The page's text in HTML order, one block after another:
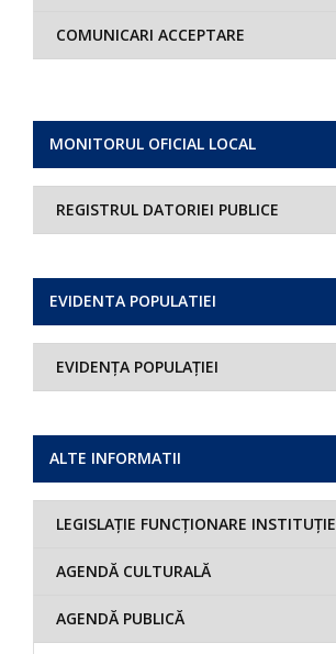
MONITORUL OFICIAL LOCAL
REGISTRUL DATORIEI PUBLICE
EVIDENTA POPULATIEI
EVIDENȚA POPULAȚIEI
ALTE INFORMATII
LEGISLAȚIE FUNCȚIONARE INSTITUȚIE
AGENDĂ CULTURALĂ
AGENDĂ PUBLICĂ
COMUNICARI ACCEPTARE